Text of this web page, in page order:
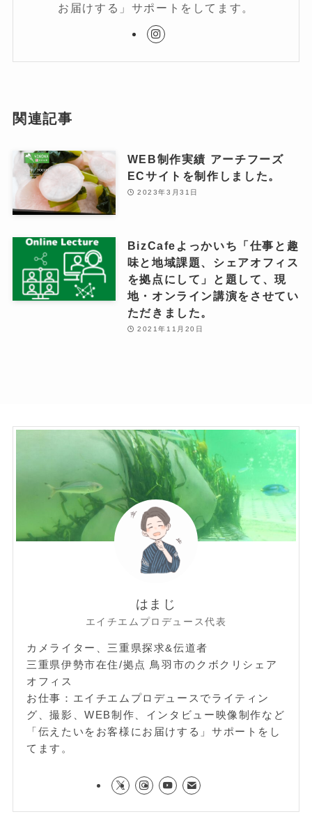
お届けする」サポートをしてます。
関連記事
WEB制作実績 アーチフーズ
ECサイトを制作しました。
2023年3月31日
BizCafeよっかいち「仕事と趣
味と地域課題、シェアオフィス
を拠点にして」と題して、現
地・オンライン講演をさせてい
ただきました。
2021年11月20日
はまじ
エイチエムプロデュース代表
カメライター、三重県探求&伝道者
三重県伊勢市在住/拠点 鳥羽市のクボクリシェア
オフィス
お仕事：エイチエムプロデュースでライティン
グ、撮影、WEB制作、インタビュー映像制作など
「伝えたいをお客様にお届けする」サポートをし
てます。